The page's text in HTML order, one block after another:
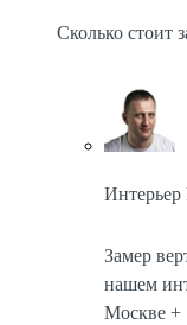
Сколько стоит
Интерьер
Замер
нашем
Москве